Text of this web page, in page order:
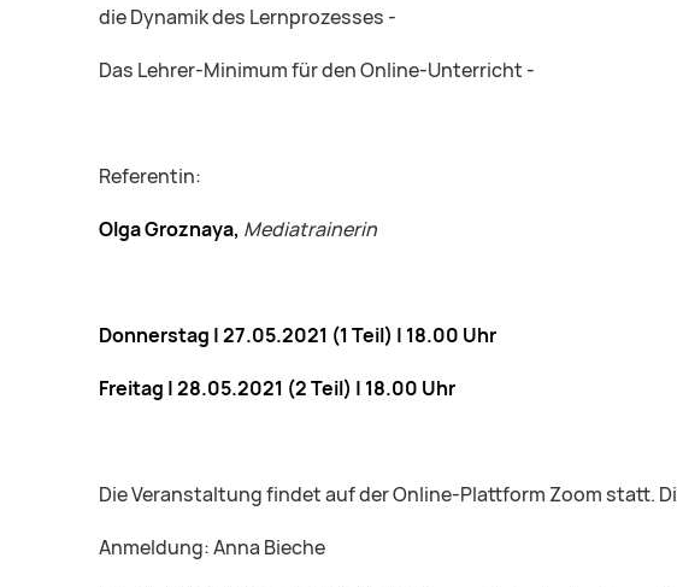
die Dynamik des Lernprozesses -
Das Lehrer-Minimum für den Online-Unterricht -
Referentin:
Olga Groznaya, Mediatrainerin
Donnerstag |27.05.2021 (1 Teil) | 18.00 Uhr
Freitag |28.05.2021 (2 Teil) | 18.00 Uhr
Die Veranstaltung findet auf der Online-Plattform Zoom statt.
Anmeldung: Anna Bieche